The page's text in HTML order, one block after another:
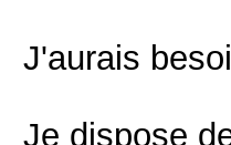
J'aurais
Je dispose